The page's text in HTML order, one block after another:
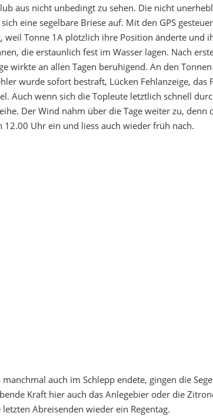
aus nicht unbedingt zu sehen. Die nicht
eine segelbare Briese auf. Mit den GPS
weil Tonne 1A plötzlich ihre Position änderte und
die erstaunlich fest im Wasser lagen. Nach
wirkte an allen Tagen beruhigend. An den
wurde sofort bestraft, Lücken Fehlanzeige, das
Auch wenn sich die Topleute letztlich schnell
Der Wind nahm über die Tage weiter zu, denn
12.00 Uhr ein und liess auch wieder früh nach.
manchmal auch im Schlepp endete, gingen die
Kraft hier auch das Anlegebier oder die
Abreisenden wieder ein Regentag.